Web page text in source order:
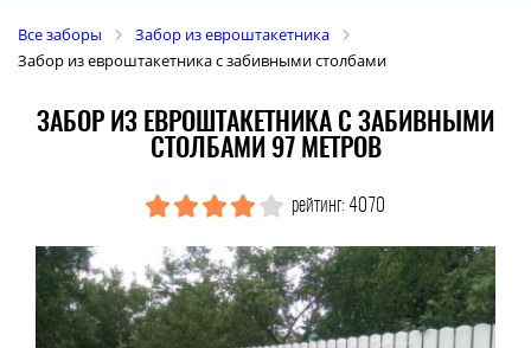
Все заборы
Забор из евроштакетника
Забор из евроштакетника с забивными столбами
ЗАБОР ИЗ ЕВРОШТАКЕТНИКА С ЗАБИВНЫМИ
СТОЛБАМИ 97 МЕТРОВ
рейтинг: 4070